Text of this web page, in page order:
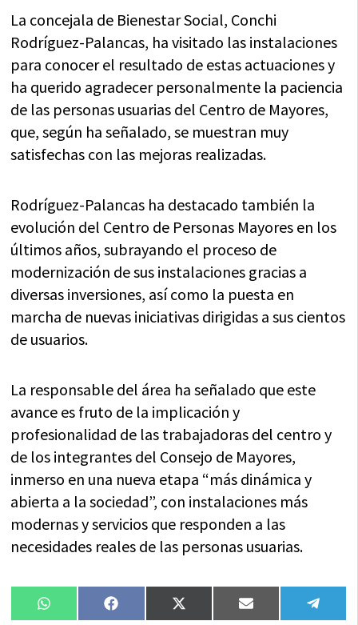
La concejala de Bienestar Social, Conchi
Rodríguez-Palancas, ha visitado las instalaciones
para conocer el resultado de estas actuaciones y
ha querido agradecer personalmente la paciencia
de las personas usuarias del Centro de Mayores,
que, según ha señalado, se muestran muy
satisfechas con las mejoras realizadas.
Rodríguez-Palancas ha destacado también la
evolución del Centro de Personas Mayores en los
últimos años, subrayando el proceso de
modernización de sus instalaciones gracias a
diversas inversiones, así como la puesta en
marcha de nuevas iniciativas dirigidas a sus cientos
de usuarios.
La responsable del área ha señalado que este
avance es fruto de la implicación y
profesionalidad de las trabajadoras del centro y
de los integrantes del Consejo de Mayores,
inmerso en una nueva etapa “más dinámica y
abierta a la sociedad”, con instalaciones más
modernas y servicios que responden a las
necesidades reales de las personas usuarias.
Compartir
WhatsAppCompartir
FacebookCompartir
X
Compartir
Email